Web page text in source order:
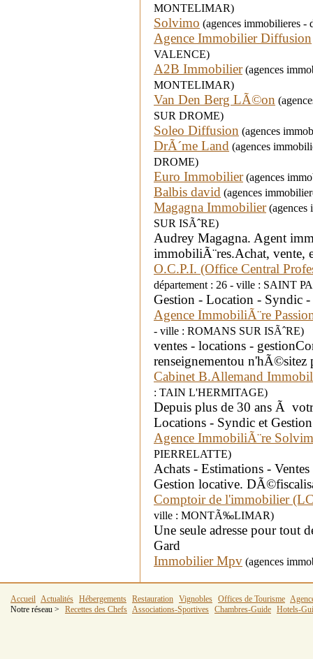
MONTELIMAR)
Solvimo (agences immobilieres
Agence Immobilier Diffusion
VALENCE)
A2B Immobilier(agences
MONTELIMAR)
Van Den Berg LÃ©on
SUR DROME)
Soleo Diffusion (agences
DrÃ´me Land (agences
DROME)
Euro Immobilier(agences
Balbis david (agences
Magagna Immobilier(agences
SUR ISÃˆRE)
Audrey Magagna. Agent
immobiliÃ¨res.Achat, vente,
O.C.P.I. (Office Central
département : 26 - ville : SAINT
Gestion - Location - Syndic -
Agence ImmobiliÃ¨re
- ville : ROMANS SUR ISÃˆRE)
ventes - locations -
renseignementou n'hÃ©sitez
Cabinet B.Allemand
: TAIN L'HERMITAGE)
Depuis plus de 30 ans Ã
Locations - Syndic et
Agence ImmobiliÃ¨re
PIERRELATTE)
Achats - Estimations -
Gestion locative.
Comptoir de l'immobilier
ville : MONTÃ‰LIMAR)
Une seule adresse pour tout
Gard
Immobilier Mpv (agences
Accueil Actualités Hébergements Restauration Vignobles Offices de Tourisme
Notre réseau >
Recettes des Chefs Associations-Sportives Chambres-Guide Hotels-